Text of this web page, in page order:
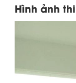
Hình ảnh